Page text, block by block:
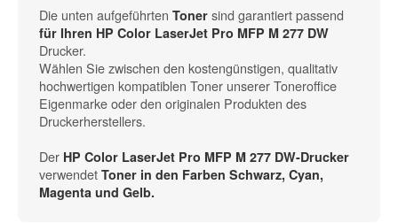
Die unten aufgeführten Toner sind garantiert passend
für Ihren HP Color LaserJet Pro MFP M 277 DW
Drucker.
Wählen Sie zwischen den kostengünstigen, qualitativ
hochwertigen kompatiblen Toner unserer Toneroffice
Eigenmarke oder den originalen Produkten des
Druckerherstellers.
Der HP Color LaserJet Pro MFP M 277 DW-Drucker
verwendet Toner in den Farben Schwarz, Cyan,
Magenta und Gelb.